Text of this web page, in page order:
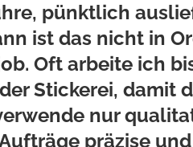
pünktlich
ist das nicht in
Oft arbeite ich
Stickerei, damit
nur
präzise